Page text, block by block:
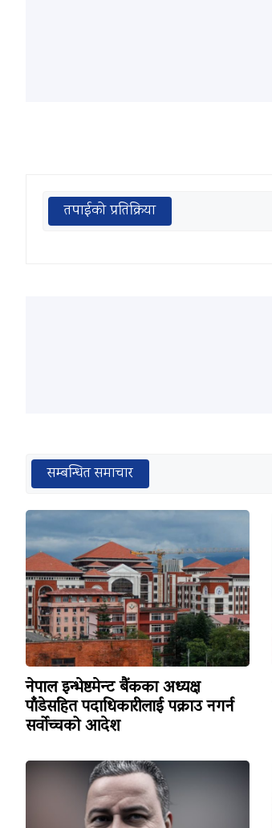
तपाईको प्रतिक्रिया
सम्बन्धित समाचार
नेपाल इन्भेष्टमेन्ट बैंकका अध्यक्ष
पाँडेसहित पदाधिकारीलाई पक्राउ नगर्न
सर्वोच्चको आदेश